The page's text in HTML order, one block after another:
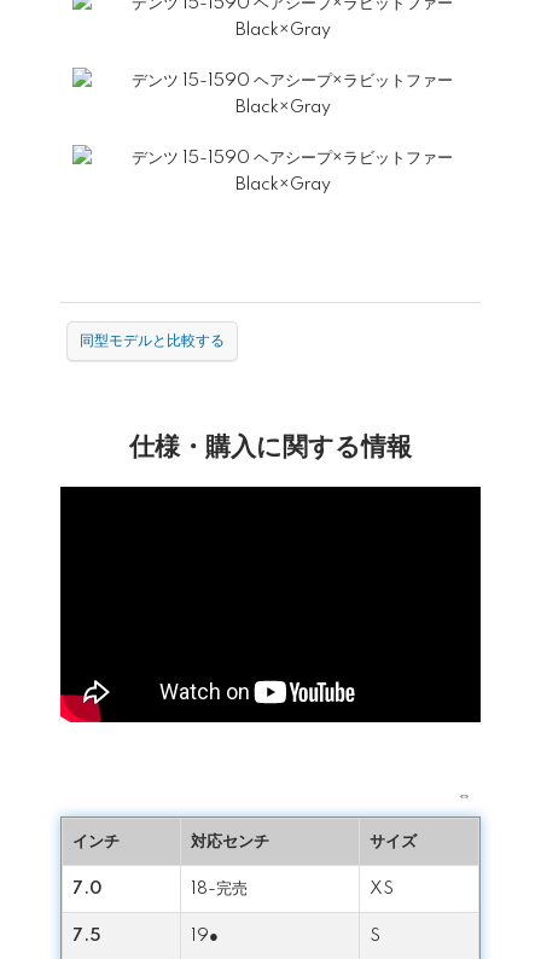
同型モデルと比較する
仕様・購入に関する情報
⇔
インチ 対応センチ サイズ
7.0 18-完売 XS
7.5 19● S